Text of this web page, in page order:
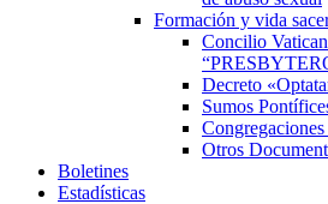
Formación y vida
Concilio
Decreto
Sumos
Otros
Boletines
Estadísticas